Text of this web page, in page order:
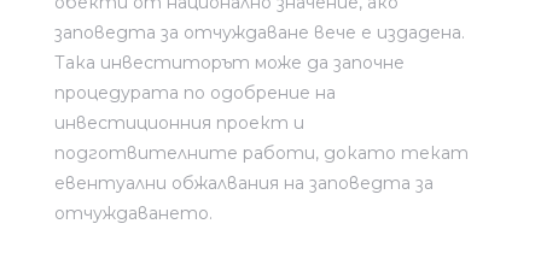
заповедта за отчуждаване вече е издадена.
Така инвеститорът може да започне
процедурата по одобрение на
инвестиционния проект и
подготвителните работи, докато текат
евентуални обжалвания на заповедта за
отчуждаването.